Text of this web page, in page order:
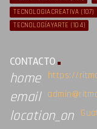
TECNOLOGIACREATIVA (107)
TECNOLOGÍAYARTE (104)
CONTACTO
home https://
email
location_on